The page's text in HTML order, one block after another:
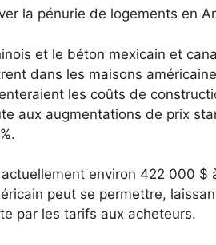
la pénurie de logements en
et le béton mexicain et
dans les maisons
les coûts de
aux augmentations de prix
environ 422 000 $
peut se permettre,
par les tarifs aux acheteurs.